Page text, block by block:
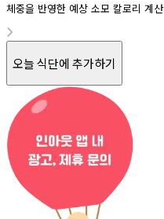
체중을 반영한 예상 소모 칼로리 계산
오늘 식단에 추가하기